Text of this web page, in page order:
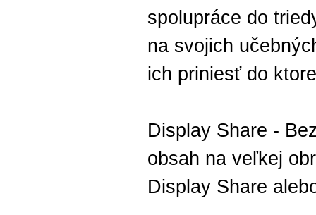
spolupráce do
na svojich
ich priniesť do
Display Share -
obsah na veľkej
Display Share